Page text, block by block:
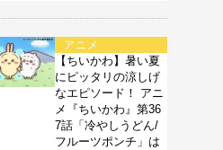
アニメ
【ちいかわ】暑い夏
にピッタリの涼しげ
なエピソード！ アニ
メ『ちいかわ』第36
7話「冷やしうどん/
フルーツポンチ」は